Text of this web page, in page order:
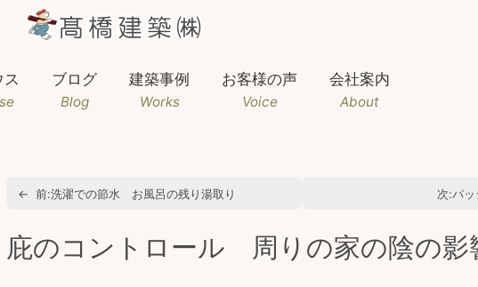
ブログ
Blog
建築事例
Works
お客様の声
Voice
会社案内
About
← 前:洗濯での節水 お風呂の残り湯取り 次:パ
庇のコントロール 周りの家の陰の影